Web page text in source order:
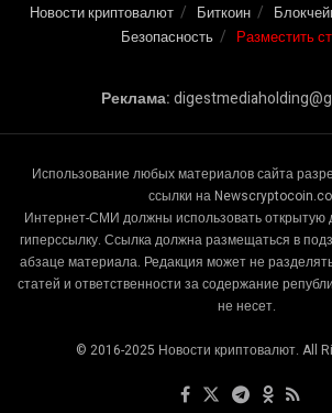
Новости криптовалют Биткоин
Безопасность
Разместить
Реклама:
Использование любых материалов сайта
ссылки на
Интернет-СМИ должны использовать открытую
гиперссылку. Ссылка должна размещаться в
абзаце материала. Редакция может не
статей и ответственности за содержание
не несет.
© 2016-2025 Новости криптовалют. All